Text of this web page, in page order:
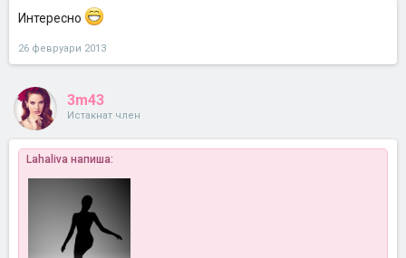
Интересно
26 февруари 2013
3m43
Истакнат член
Lahaliva напиша: